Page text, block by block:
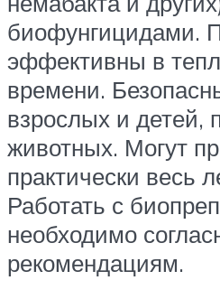
биофунгицидами.
эффективны в
времени.
взрослых и детей,
животных. Могут
практически весь
Работать с
необходимо
рекомендациям.